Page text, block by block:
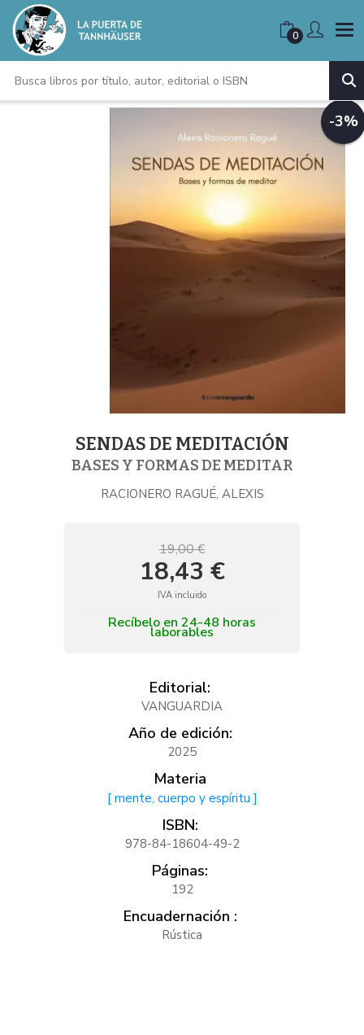
0
-3%
SENDAS DE MEDITACIÓN
BASES Y FORMAS DE MEDITAR
RACIONERO RAGUÉ, ALEXIS
19,00 €
18,43 €
IVA incluido
Recíbelo en 24-48 horas
laborables
Editorial:
VANGUARDIA
Año de edición:
2025
Materia
[ mente, cuerpo y espíritu ]
ISBN:
978-84-18604-49-2
Páginas:
192
Encuadernación :
Rústica